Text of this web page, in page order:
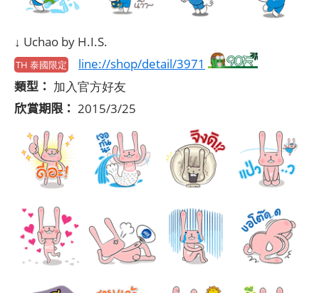
↓ Uchao by H.I.S.
TH 泰國限定 line://shop/detail/3971
類型： 加入官方好友
欣賞期限： 2015/3/25